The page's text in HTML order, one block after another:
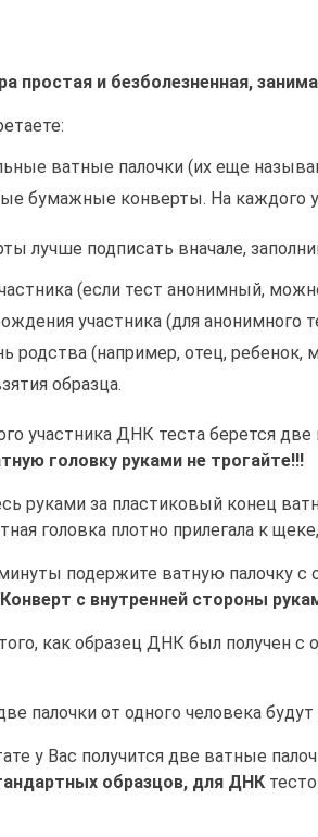
простая и безболезненная,
ватные палочки (их еще
бумажные конверты. На каждого
лучше подписать вначале,
(если тест анонимный,
участника (для анонимного
родства (например, отец, ребенок,
образца.
участника ДНК теста берется
головку руками не трогайте!!!
руками за пластиковый конец
головка плотно прилегала к
подержите ватную палочку с
Конверт с внутренней стороны
как образец ДНК был получен с
палочки от одного человека
у Вас получится две ватные
образцов, для ДНК